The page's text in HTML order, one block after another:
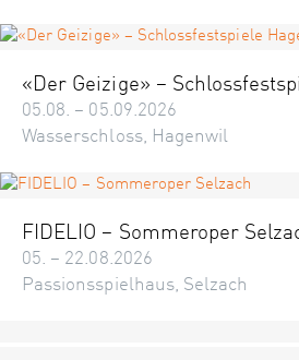
«Der Geizige» –
05.08. – 05.09.2026
Wasserschloss, Hagenwil
FIDELIO – Sommeroper
05. – 22.08.2026
Passionsspielhaus, Selzach